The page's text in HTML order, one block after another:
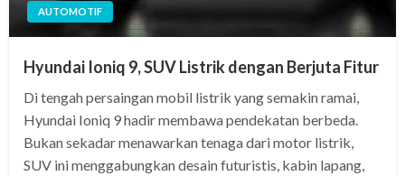
AUTOMOTIF
Hyundai Ioniq 9, SUV Listrik dengan Berjuta Fitur
Di tengah persaingan mobil listrik yang semakin ramai,
Hyundai Ioniq 9 hadir membawa pendekatan berbeda.
Bukan sekadar menawarkan tenaga dari motor listrik,
SUV ini menggabungkan desain futuristis, kabin lapang,